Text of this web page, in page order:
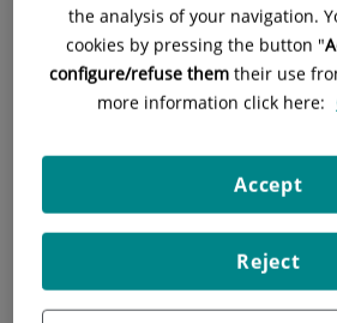
Nefrología
Hospital Quirónsalud Ciudad
the analysis of your navigation.
cookies by pressing the button "
configure/refuse them their use
more information click here:
Reject
Accept